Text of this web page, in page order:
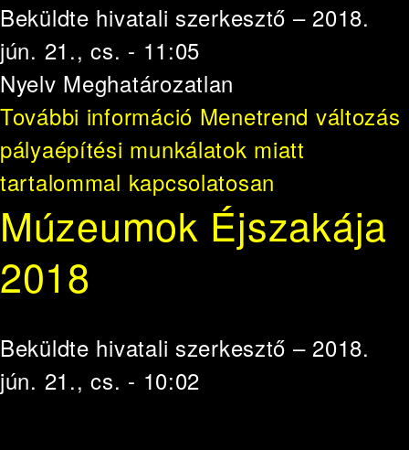
Beküldte hivatali szerkesztő – 2018.
jún. 21., cs. - 11:05
Nyelv Meghatározatlan
További információ Menetrend változás
pályaépítési munkálatok miatt
tartalommal kapcsolatosan
Múzeumok Éjszakája
2018
Beküldte hivatali szerkesztő – 2018.
jún. 21., cs. - 10:02